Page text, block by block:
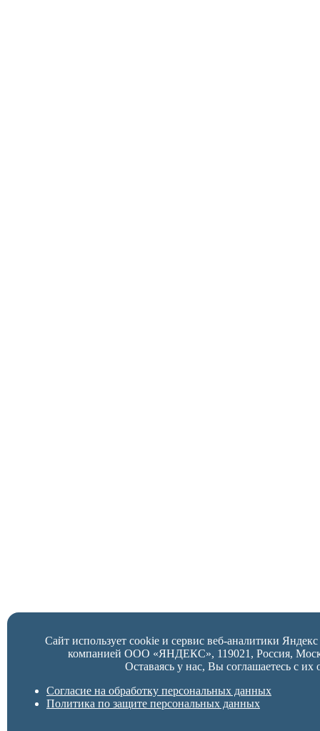
Сайт использует cookie и сервис веб-аналитики
компанией ООО «ЯНДЕКС», 119021, Россия,
Оставаясь у нас, Вы соглашаетесь с их
Согласие на обработку персональных данных
Политика по защите персональных данных